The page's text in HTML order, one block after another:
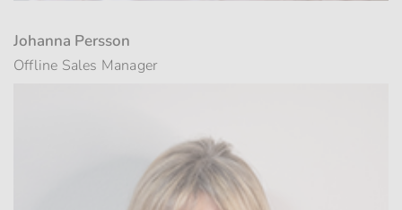
Johanna Persson
Offline Sales Manager